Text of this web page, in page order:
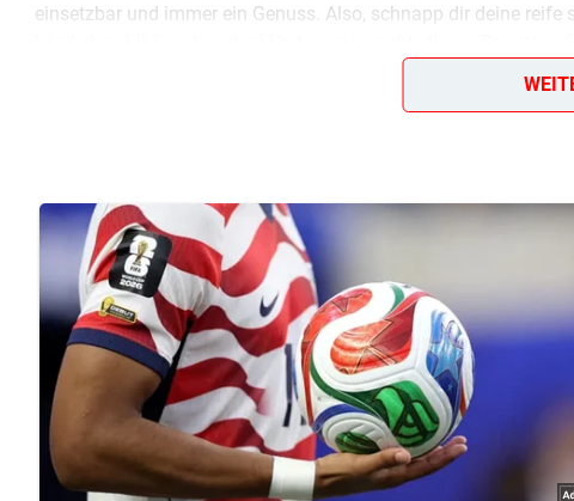
einsetzbar und immer ein Genuss. Also, schnapp dir deine
die Sehnsucht nach dem intensiven Geschmack der DDR
Zutaten für den Likör aus
500 g reife schwarze Johannisbeeren
100 g Himbeeren
2 Nelken
1 Liter Weinbrand
250 g Zucker